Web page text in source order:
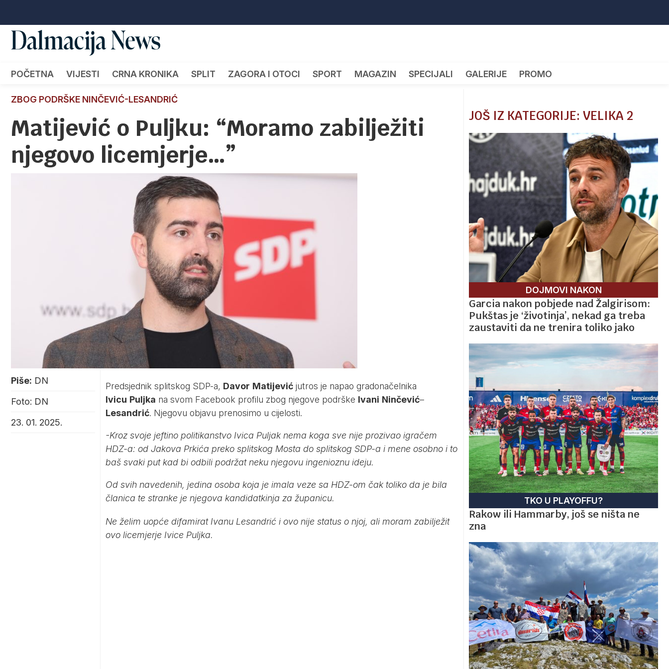
POČETNA VIJESTI CRNA KRONIKA SPLIT ZAGORA I OTOCI SPORT MAGAZIN SPECIJALI GALERIJE PROMO
ZBOG PODRŠKE NINČEVIĆ-LESANDRIĆ
Matijević o Puljku: “Moramo zabilježiti
njegovo licemjerje…”
Piše: DN
Foto: DN
23. 01. 2025.
Predsjednik splitskog SDP-a, Davor Matijevićjutros je napao gradonačelnika
Ivicu Puljka na svom Facebook profilu zbog njegove podrške Ivani Ninčević–
Lesandrić. Njegovu objavu prenosimo u cijelosti.
-Kroz svoje jeftino politikanstvo Ivica Puljak nema koga sve nije prozivao igračem
HDZ-a: od Jakova Prkića preko splitskog Mosta do splitskog SDP-a i mene osobno i to
baš svaki put kad bi odbili podržat neku njegovu ingenioznu ideju.
Od svih navedenih, jedina osoba koja je imala veze sa HDZ-om čak toliko da je bila
članica te stranke je njegova kandidatkinja za županicu.
Ne želim uopće difamirat Ivanu Lesandrić i ovo nije status o njoj, ali moram zabilježit
ovo licemjerje Ivice Puljka.
JOŠ IZ KATEGORIJE: VELIKA 2
DOJMOVI NAKON
Garcia nakon pobjede nad Žalgirisom:
Pukštas je ‘životinja’, nekad ga treba
zaustaviti da ne trenira toliko jako
TKO U PLAYOFFU?
Rakow ili Hammarby, još se ništa ne
zna